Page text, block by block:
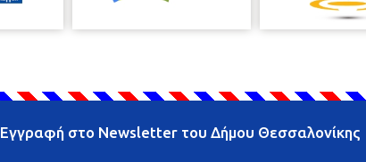
Εγγραφή στο Newsletter του Δήμου Θεσσαλονίκης